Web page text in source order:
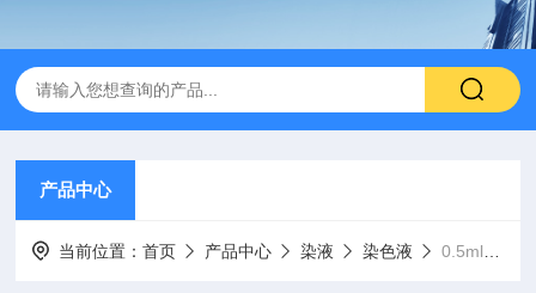
产品中心
当前位置：首页 产品中心 染液 染色液 0.5ml*10冻干兔血浆